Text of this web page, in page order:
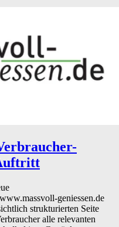
geniessen.de
strukturierten Seite
alle relevanten